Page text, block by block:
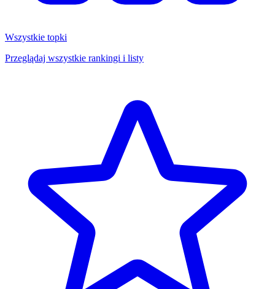
Wszystkie topki
Przeglądaj wszystkie rankingi i listy